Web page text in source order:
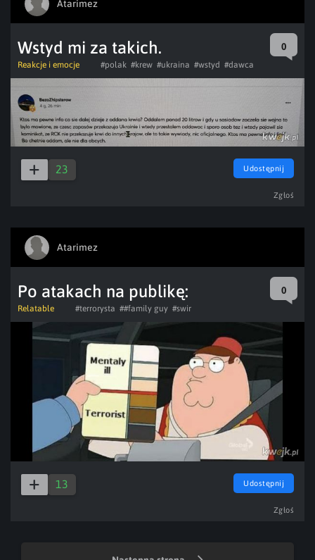
Atarimez
Wstyd mi za takich. 0
Reakcje i emocje #polak #krew #ukraina #wstyd #dawca
23 Udostępnij
Zgłoś
Atarimez
Po atakach na publikę: 0
Relatable #terrorysta ##family guy #swir
13 Udostępnij
Zgłoś